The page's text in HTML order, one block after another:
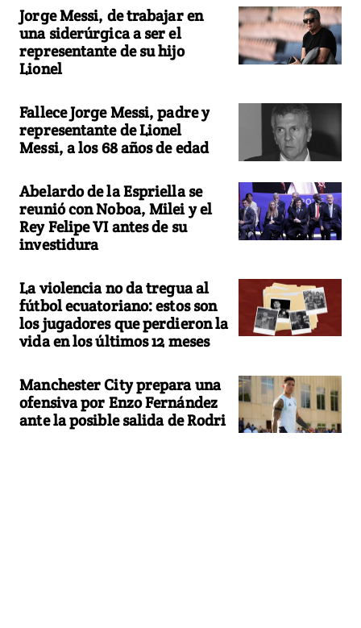
Jorge Messi, de trabajar en
una siderúrgica a ser el
representante de su hijo
Lionel
Fallece Jorge Messi, padre y
representante de Lionel
Messi, a los 68 años de edad
Abelardo de la Espriella se
reunió con Noboa, Milei y el
Rey Felipe VI antes de su
investidura
La violencia no da tregua al
fútbol ecuatoriano: estos son
los jugadores que perdieron la
vida en los últimos 12 meses
Manchester City prepara una
ofensiva por Enzo Fernández
ante la posible salida de Rodri